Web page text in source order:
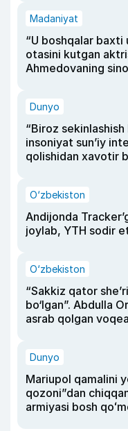
Madaniyat
“U boshqalar baxti
otasini kutgan
Ahmedovaning
Dunyo
“Biroz
insoniyat sun’iy
qolishidan xavotir
O‘zbekiston
Andijonda
joylab, YTH sodir
O‘zbekiston
“Sakkiz qator
bo‘lgan”. Abdulla
asrab qolgan voqea
Dunyo
Mariupol qamalini
qozoni”dan
armiyasi bosh